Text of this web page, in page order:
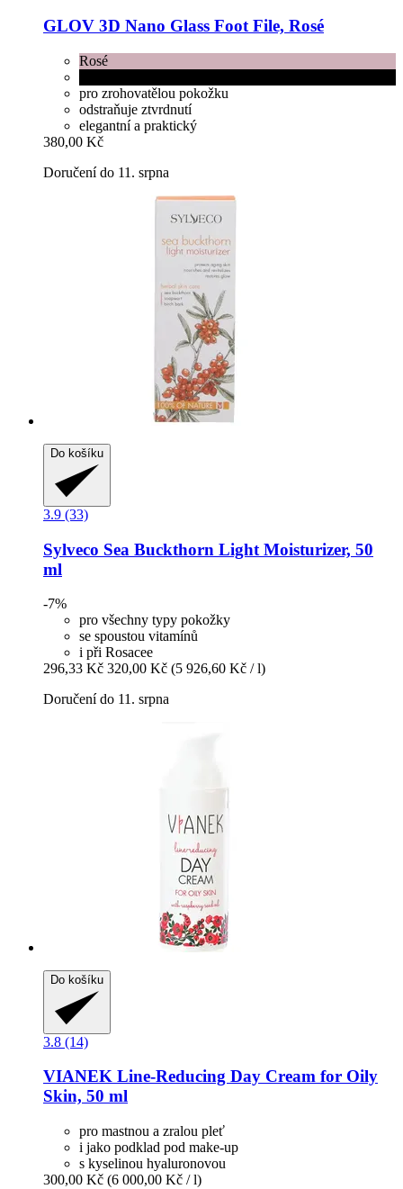
GLOV 3D Nano Glass Foot File, Rosé
Rosé
pro zrohovatělou pokožku
odstraňuje ztvrdnutí
elegantní a praktický
380,00 Kč
Doručení do 11. srpna
Do košíku
3.9 (33)
Sylveco Sea Buckthorn Light Moisturizer, 50
ml
-7%
pro všechny typy pokožky
se spoustou vitamínů
i při Rosacee
296,33 Kč 320,00 Kč (5 926,60 Kč / l)
Doručení do 11. srpna
Do košíku
3.8 (14)
VIANEK Line-​Reducing Day Cream for Oily
Skin, 50 ml
pro mastnou a zralou pleť
i jako podklad pod make-up
s kyselinou hyaluronovou
300,00 Kč (6 000,00 Kč / l)